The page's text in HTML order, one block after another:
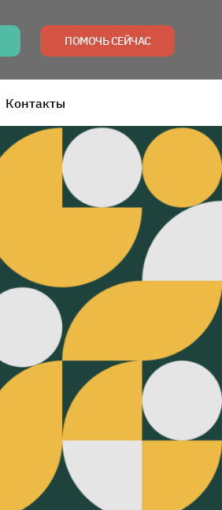
ПОМОЧЬ СЕЙЧАС
Контакты